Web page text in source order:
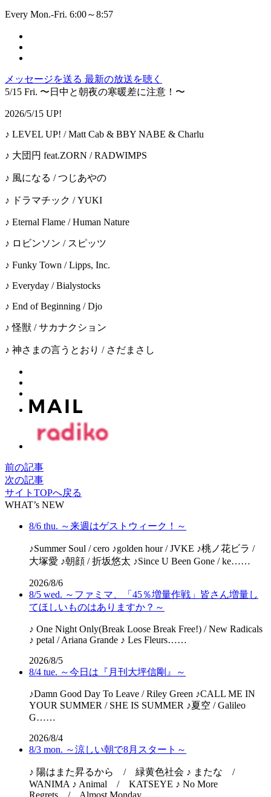
Every Mon.-Fri. 6:00～8:57
メッセージを送る 最新の放送を聴く
5/15 Fri. 〜日中と朝夜の寒暖差に注意！〜
2026/5/15 UP!
♪ LEVEL UP! / Matt Cab & BBY NABE & Charlu
♪ 大団円 feat.ZORN / RADWIMPS
♪ 風になる / つじあやの
♪ ドラマチック / YUKI
♪ Eternal Flame / Human Nature
♪ ロビンソン / スピッツ
♪ Funky Town / Lipps, Inc.
♪ Everyday / Bialystocks
♪ End of Beginning / Djo
♪ 怪獣 / サカナクション
♪ 神さまの言うとおり / さだまさし
前の記事
次の記事
サイトTOPへ戻る
WHAT’s NEW
8/6 thu. ～来週はゲストウィーク！～
♪Summer Soul / cero ♪golden hour / JVKE ♪桃ノ花ビラ /
大塚愛 ♪朝顔 / 折坂悠太 ♪Since U Been Gone / ke……
2026/8/6
8/5 wed. ～ファミマ、「45％増量作戦」皆さん増量し
てほしいものはありますか？～
♪ One Night Only(Break Loose Break Free!) / New Radicals
♪ petal / Ariana Grande ♪ Les Fleurs……
2026/8/5
8/4 tue. ～今日は『月刊大坪信剛』～
♪Damn Good Day To Leave / Riley Green ♪CALL ME IN
YOUR SUMMER / SHE IS SUMMER ♪夏空 / Galileo
G……
2026/8/4
8/3 mon. ～涼しい朝で8月スタート～
♪ 陽はまた昇るから / 緑黄色社会 ♪ またな /
WANIMA ♪ Animal / KATSEYE ♪ No More